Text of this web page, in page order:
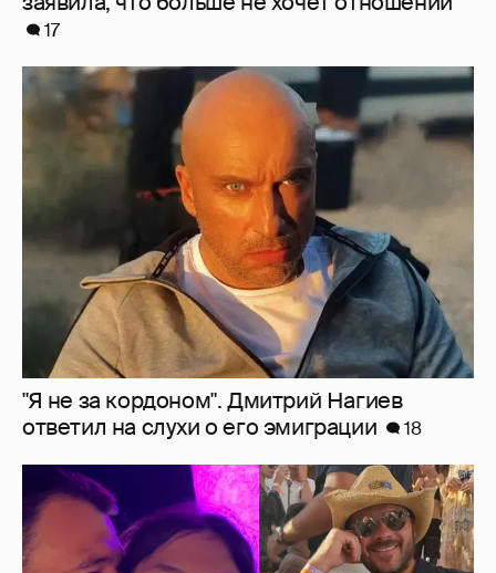
17
"Я не за кордоном". Дмитрий Нагиев
ответил на слухи о его эмиграции
18